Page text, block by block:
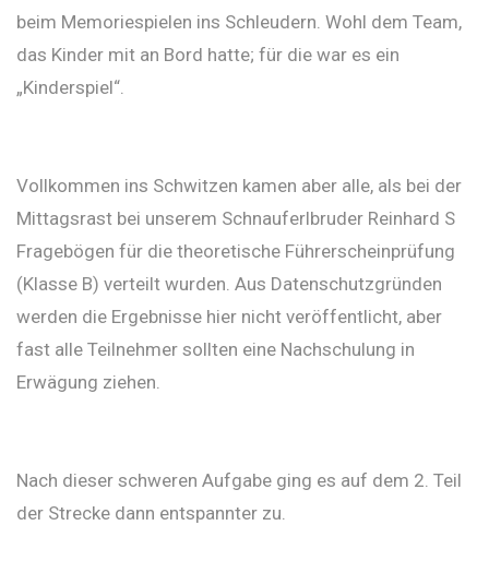
beim Memoriespielen ins Schleudern. Wohl dem Team,
das Kinder mit an Bord hatte; für die war es ein
„Kinderspiel“.
Vollkommen ins Schwitzen kamen aber alle, als bei der
Mittagsrast bei unserem Schnauferlbruder Reinhard S
Fragebögen für die theoretische Führerscheinprüfung
(Klasse B) verteilt wurden. Aus Datenschutzgründen
werden die Ergebnisse hier nicht veröffentlicht, aber
fast alle Teilnehmer sollten eine Nachschulung in
Erwägung ziehen.
Nach dieser schweren Aufgabe ging es auf dem 2. Teil
der Strecke dann entspannter zu.